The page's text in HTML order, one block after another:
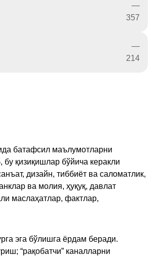
—
357
—
214
батафсил маълумотларни
қизиқишлар бўйича керакли
дизайн, тиббиёт ва саломатлик,
ва молия, ҳуқуқ, давлат
маслаҳатлар, фактлар,
эга бўлишга ёрдам беради.
“рақобатчи” каналларни